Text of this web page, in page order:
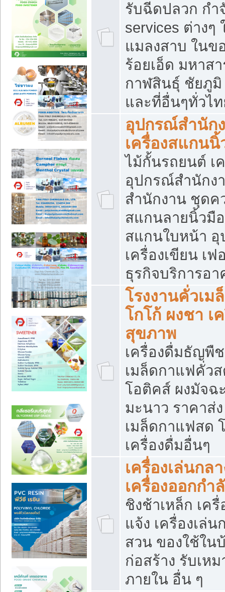
รับฉีดปลวก กำ
services ต่าง
แมลงสาบ ใน
ร้อยเอ็ด มหาส
กาฬสินธุ์ ชัยภู
และที่อื่นๆทั่วไ
อุปกรณ์สำนัก
เครื่องสแกนนิ้
ไม้กั้นรถยนต์ เ
อุปกรณ์สำนักง
สำนักงาน ชุดค
สแกนลายนิ้วมื
สแกนใบหน้า
เครื่องเขียน เ
ธุรกิจบริการอ
โรงงานคั่วเม
โกโก้ ผงชา เ
สุขภาพ
เครื่องดื่มธัญพื
เมล็ดกาแฟคั่ว
โอติคส์ ผงมัจฉ
มะนาว ราคาส่
เมล็ดกาแฟสด
เครื่องดื่มอื่นๆ
เครื่องเล่นกล
เครื่องออกกำ
ชิงช้าเหล็ก เค
แจ้ง เครื่องเล่น
สวน ของใช้ใน
ก่อสร้าง รับเห
ภายใน อื่น ๆ